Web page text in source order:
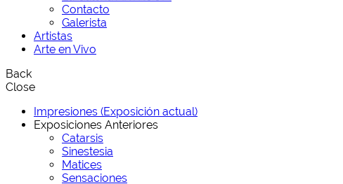
Contacto
Galerista
Artistas
Arte en Vivo
Back
Close
Impresiones (Exposición actual)
Exposiciones Anteriores
Catarsis
Sinestesia
Matices
Sensaciones